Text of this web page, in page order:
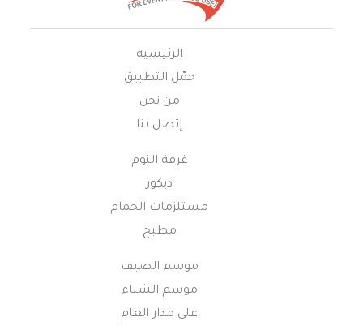
الرئيسية
حمّل التطبيق
من نحن
إتصل بنا
غرفة النوم
ديكور
مستلزمات الحمام
مطبخ
موسم الصيف
موسم الشتاء
على مدار العام